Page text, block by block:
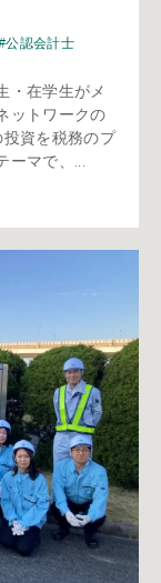
公認会計士
・在学生がメ
ットワークの
資を税務のプ
ーマで、...